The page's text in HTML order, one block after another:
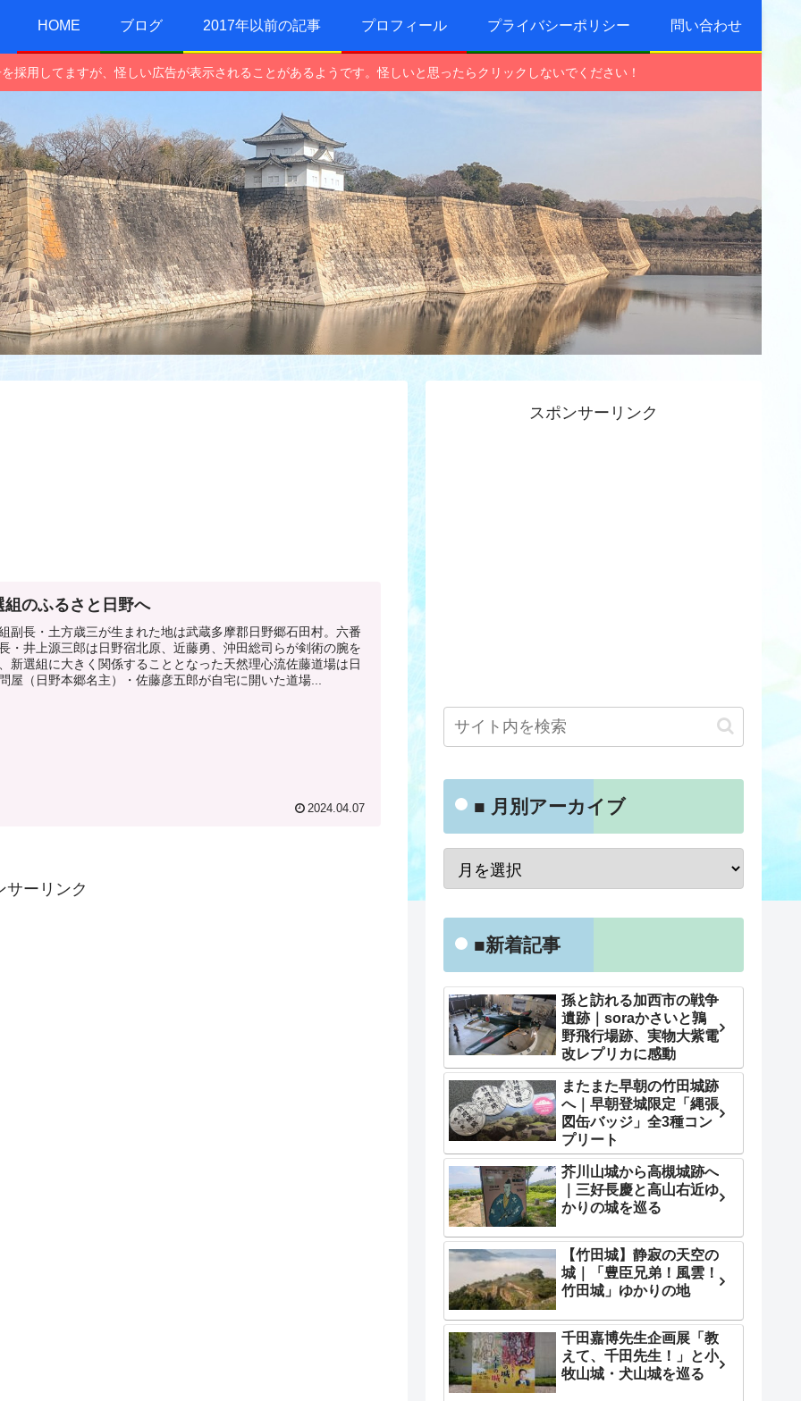
HOME ブログ 2017年以前の記事 プロフィール プライバシーポリシー 問い合わせ
採用してますが、怪しい広告が表示されることがあるようです。怪しいと思ったらクリックしないでください！
組のふるさと日野へ
副長・土方歳三が生まれた地は武蔵多摩郡日野郷石田村。六番
・井上源三郎は日野宿北原、近藤勇、沖田総司らが剣術の腕を
新選組に大きく関係することとなった天然理心流佐藤道場は日
屋（日野本郷名主）・佐藤彦五郎が自宅に開いた道場...
2024.04.07
サーリンク
スポンサーリンク
■ 月別アーカイブ
■新着記事
孫と訪れる加西市の戦争
遺跡｜soraかさいと鶉
野飛行場跡、実物大紫電
改レプリカに感動
またまた早朝の竹田城跡
へ｜早朝登城限定「縄張
図缶バッジ」全3種コン
プリート
芥川山城から高槻城跡へ
｜三好長慶と高山右近ゆ
かりの城を巡る
【竹田城】静寂の天空の
城｜「豊臣兄弟！風雲！
竹田城」ゆかりの地
千田嘉博先生企画展「教
えて、千田先生！」と小
牧山城・犬山城を巡る